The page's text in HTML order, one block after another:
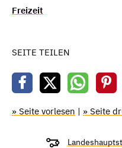
Freizeit
SEITE TEILEN
» Seite vorlesen | » Seite